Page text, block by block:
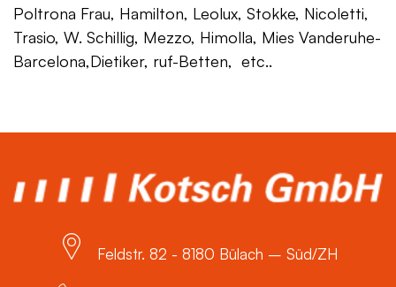
Poltrona Frau, Hamilton, Leolux, Stokke, Nicoletti,
Trasio, W. Schillig, Mezzo, Himolla, Mies Vanderuhe-
Barcelona,Dietiker, ruf-Betten, etc..
Feldstr. 82 - 8180 Bülach – Süd/ZH